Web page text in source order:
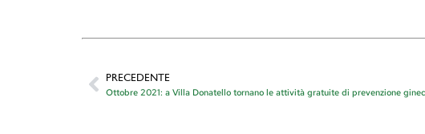
PRECEDENTE
Ottobre 2021: a Villa Donatello tornano le attività gratuite di prevenzione